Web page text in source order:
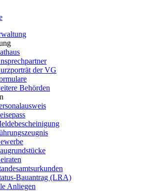
der VG
Behörden
Bauantrag (LRA)
Anliegen